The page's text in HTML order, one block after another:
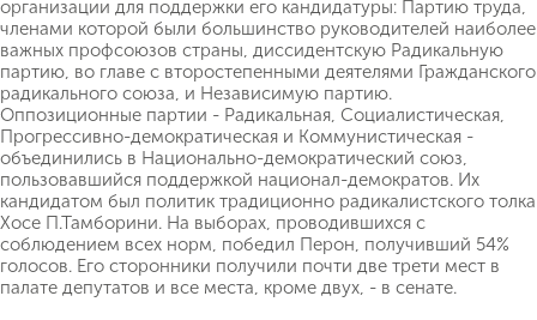
организации для поддержки его кандидатуры: Партию труда,
членами которой были большинство руководителей наиболее
важных профсоюзов страны, диссидентскую Радикальную
партию, во главе с второстепенными деятелями Гражданского
радикального союза, и Независимую партию.
Оппозиционные партии - Радикальная, Социалистическая,
Прогрессивно-демократическая и Коммунистическая -
объединились в Национально-демократический союз,
пользовавшийся поддержкой национал-демократов. Их
кандидатом был политик традиционно радикалистского толка
Хосе П.Тамборини. На выборах, проводившихся с
соблюдением всех норм, победил Перон, получивший 54%
голосов. Его сторонники получили почти две трети мест в
палате депутатов и все места, кроме двух, - в сенате.